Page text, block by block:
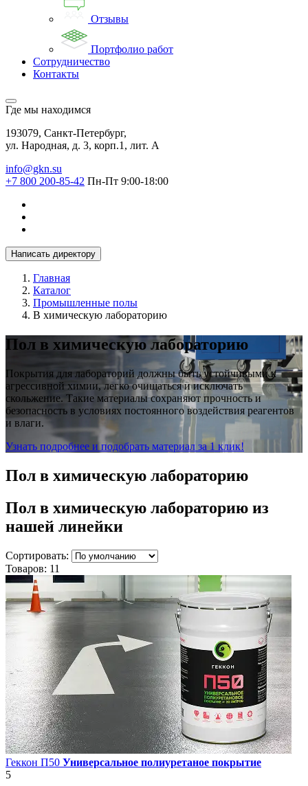
Отзывы
Портфолио работ
Сотрудничество
Контакты
Где мы находимся
193079, Санкт-Петербург,
ул. Народная, д. 3, корп.1, лит. А
info@gkn.su
+7 800 200-85-42 Пн-Пт 9:00-18:00
Написать директору
Главная
Каталог
Промышленные полы
В химическую лабораторию
Пол в химическую лабораторию
Покрытия для лабораторий должны быть устойчивыми к
агрессивной химии, легко очищаться и исключать
скольжение. Такие материалы сохраняют прочность и
безопасность в условиях постоянного воздействия реагентов
и влаги.
Узнать подробнее и подобрать материал за 1 клик!
Пол в химическую лабораторию
Пол в химическую лабораторию из
нашей линейки
Сортировать:
Товаров: 11
Геккон П50 Универсальное полиуретаное покрытие
5